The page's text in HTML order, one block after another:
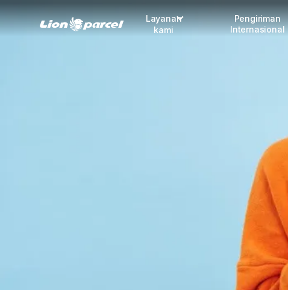
Layanan
kami
Lacak pendaftaran Mitra
Pengiriman
Internasional